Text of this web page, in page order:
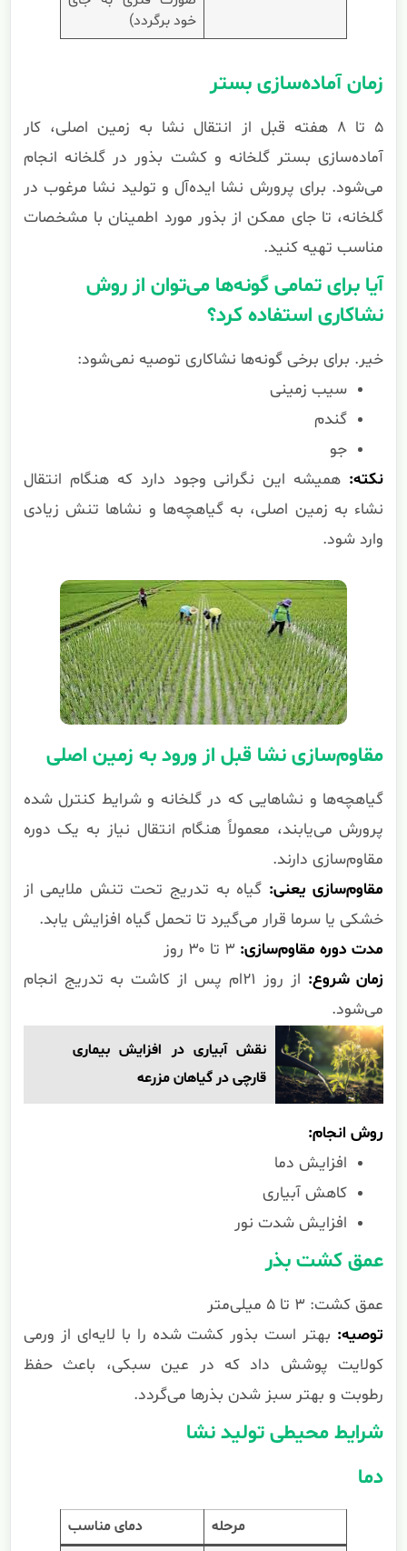
خود برگردد)
زمان آماده‌سازی بستر
۵ تا ۸ هفته قبل از انتقال نشا به زمین اصلی، کار
آماده‌سازی بستر گلخانه و کشت بذور در گلخانه انجام
می‌شود. برای پرورش نشا ایده‌آل و تولید نشا مرغوب در
گلخانه، تا جای ممکن از بذور مورد اطمینان با مشخصات
مناسب تهیه کنید.
آیا برای تمامی گونه‌ها می‌توان از روش
نشاکاری استفاده کرد؟
خیر. برای برخی گونه‌ها نشاکاری توصیه نمی‌شود:
سیب زمینی
گندم
جو
نکته: همیشه این نگرانی وجود دارد که هنگام انتقال
نشاء به زمین اصلی، به گیاهچه‌ها و نشاها تنش زیادی
وارد شود.
مقاوم‌سازی نشا قبل از ورود به زمین اصلی
گیاهچه‌ها و نشاهایی که در گلخانه و شرایط کنترل شده
پرورش می‌یابند، معمولاً هنگام انتقال نیاز به یک دوره
مقاوم‌سازی دارند.
مقاوم‌سازی یعنی: گیاه به تدریج تحت تنش ملایمی از
خشکی یا سرما قرار می‌گیرد تا تحمل گیاه افزایش یابد.
مدت دوره مقاوم‌سازی:
زمان شروع:
از روز ۲۱ام پس از کاشت به تدریج انجام
می‌شود.
نقش آبیاری در افزایش بیماری
قارچی در گیاهان مزرعه
روش انجام:
افزایش دما
کاهش آبیاری
افزایش شدت نور
عمق کشت بذر
عمق کشت: ۳ تا ۵ میلی‌متر
توصیه: بهتر است بذور کشت شده را با لایه‌ای از ورمی
کولایت پوشش داد که در عین سبکی، باعث حفظ
رطوبت و بهتر سبز شدن بذرها می‌گردد.
شرایط محیطی تولید نشا
دما
مرحله
دمای مناسب